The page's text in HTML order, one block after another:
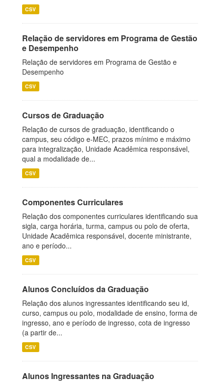
CSV
Relação de servidores em Programa de Gestão
e Desempenho
Relação de servidores em Programa de Gestão e
Desempenho
CSV
Cursos de Graduação
Relação de cursos de graduação, identificando o
campus, seu código e-MEC, prazos mínimo e máximo
para integralização, Unidade Acadêmica responsável,
qual a modalidade de...
CSV
Componentes Curriculares
Relação dos componentes curriculares identificando sua
sigla, carga horária, turma, campus ou polo de oferta,
Unidade Acadêmica responsável, docente ministrante,
ano e período...
CSV
Alunos Concluídos da Graduação
Relação dos alunos ingressantes identificando seu id,
curso, campus ou polo, modalidade de ensino, forma de
ingresso, ano e período de ingresso, cota de ingresso
(a partir de...
CSV
Alunos Ingressantes na Graduação